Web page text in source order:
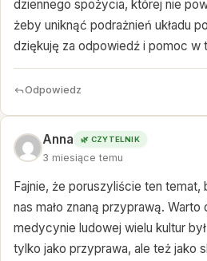
dziennego spożycia, której nie
żeby uniknąć podrażnień układu
dziękuję za odpowiedź i pomoc w
Odpowiedz
Anna 🌿 CZYTELNIK
3 miesiące temu
Fajnie, że poruszyliście ten
nas mało znaną przyprawą.
medycynie ludowej wielu kultur
tylko jako przyprawa, ale też jako